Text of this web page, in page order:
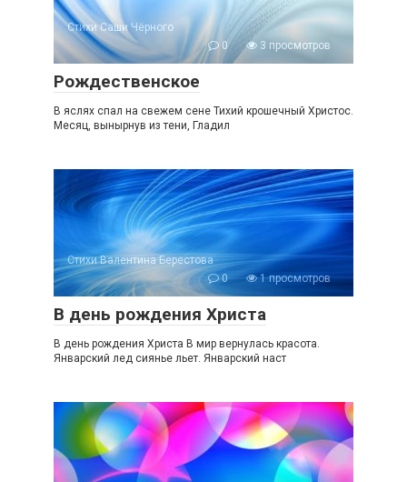
Стихи Саши Чёрного
0
3 просмотров
Рождественское
В яслях спал на свежем сене Тихий крошечный Христос.
Месяц, вынырнув из тени, Гладил
Стихи Валентина Берестова
0
1 просмотров
В день рождения Христа
В день рождения Христа В мир вернулась красота.
Январский лед сиянье льет. Январский наст